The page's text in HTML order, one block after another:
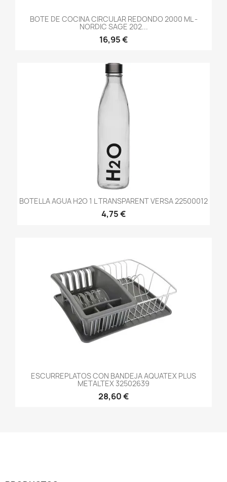
BOTE DE COCINA CIRCULAR REDONDO 2000 ML -
NORDIC SAGE 202...
16,95 €
BOTELLA AGUA H2O 1 L TRANSPARENT VERSA 22500012
4,75 €
ESCURREPLATOS CON BANDEJA AQUATEX PLUS
METALTEX 32502639
28,60 €